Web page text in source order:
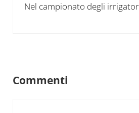
Nel campionato degli
Commenti